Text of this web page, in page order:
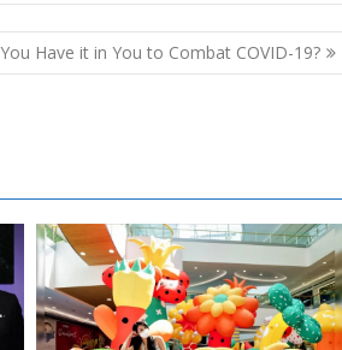
Have it in You to Combat COVID-19?